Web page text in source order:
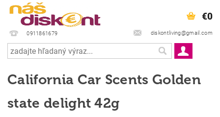
0911861679 diskontliving@gmail.com
€0
California Car Scents Golden
state delight 42g